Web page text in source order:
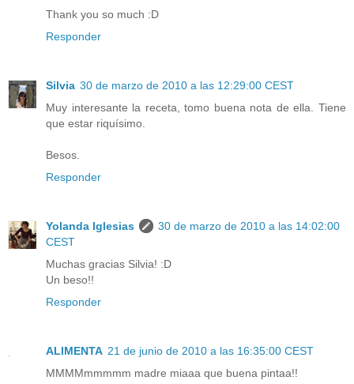
Thank you so much :D
Responder
Silvia 30 de marzo de 2010 a las 12:29:00 CEST
Muy interesante la receta, tomo buena nota de ella. Tiene
que estar riquísimo.
Besos.
Responder
Yolanda Iglesias
30 de marzo de 2010 a las 14:02:00
CEST
Muchas gracias Silvia! :D
Un beso!!
Responder
ALIMENTA 21 de junio de 2010 a las 16:35:00 CEST
MMMMmmmmm madre miaaa que buena pintaa!!